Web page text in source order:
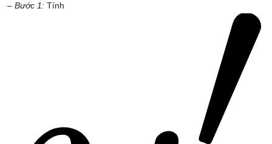
– Bước 1: Tính